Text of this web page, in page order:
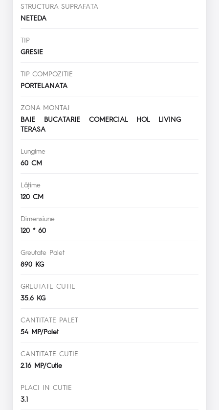
STRUCTURA SUPRAFATA
NETEDA
TIP
GRESIE
TIP COMPOZITIE
PORTELANATA
ZONA MONTAJ
BAIE BUCATARIE COMERCIAL HOL LIVING
TERASA
Lungime
60 CM
Lăţime
120 CM
Dimensiune
120 * 60
Greutate Palet
890 KG
GREUTATE CUTIE
35.6 KG
CANTITATE PALET
54 MP/Palet
CANTITATE CUTIE
2.16 MP/Cutie
PLACI IN CUTIE
3.1